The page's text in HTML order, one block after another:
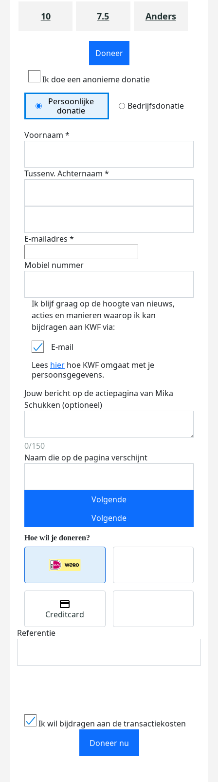
10 7.5 Anders
Doneer
Ik doe een anonieme donatie
Persoonlijke
donatie
Bedrijfsdonatie
Voornaam *
Tussenv. Achternaam *
E-mailadres *
Mobiel nummer
Ik blijf graag op de hoogte van nieuws,
acties en manieren waarop ik kan
bijdragen aan KWF via:
E-mail
Lees hier hoe KWF omgaat met je
persoonsgegevens.
Jouw bericht op de actiepagina van Mika
Schukken (optioneel)
0/150
Naam die op de pagina verschijnt
Volgende
Volgende
Creditcard
Referentie
Ik wil bijdragen aan de transactiekosten
Doneer nu